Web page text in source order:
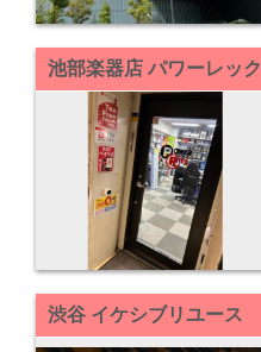
池部楽器店 パワーレック
渋谷 イケシブリユース